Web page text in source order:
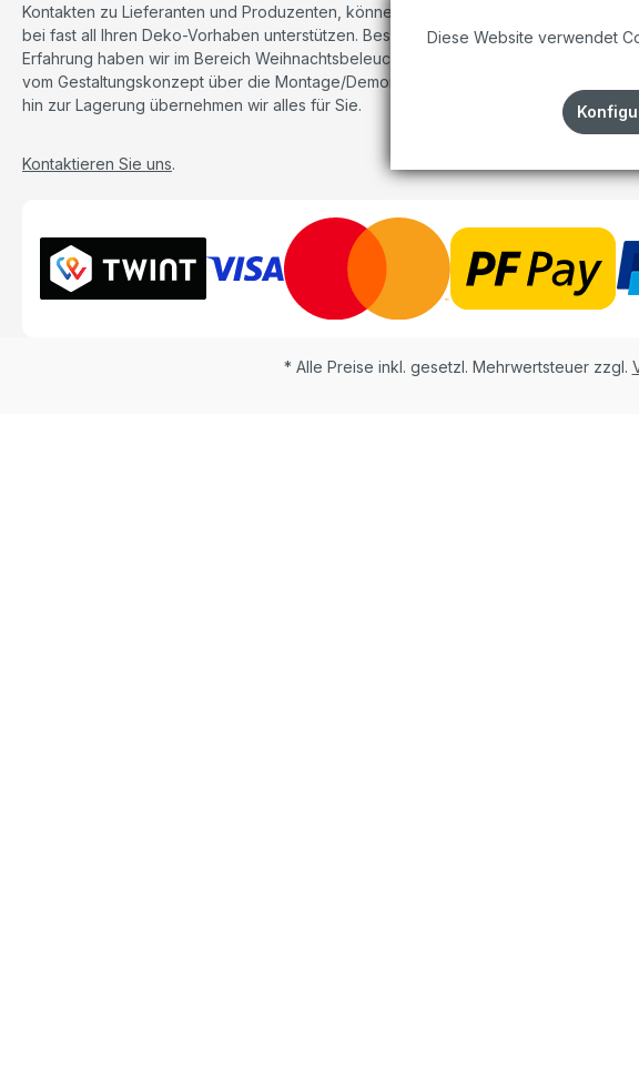
Kontakten zu Lieferanten und Produzenten, können wir Sie
bei fast all Ihren Deko-Vorhaben unterstützen. Besonders viel
Erfahrung haben wir im Bereich Weihnachtsbeleuchtungen,
vom Gestaltungskonzept über die Montage/Demontage bis
hin zur Lagerung übernehmen wir alles für Sie.
Kontaktieren Sie uns.
Impressum
* Alle Preise inkl. gesetzl. Mehrwertsteuer zzgl.
Diese Website verwendet